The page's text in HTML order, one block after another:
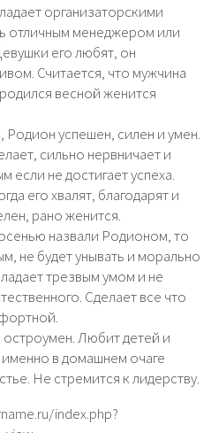
организаторскими
отличным менеджером или
его любят, он
Считается, что мужчина
весной женится
успешен, силен и умен.
сильно нервничает и
если не достигает успеха.
его хвалят, благодарят и
рано женится.
назвали Родионом, то
не будет унывать и морально
трезвым умом и не
Сделает все что
Любит детей и
в домашнем очаге
Не стремится к лидерству.
index.php?